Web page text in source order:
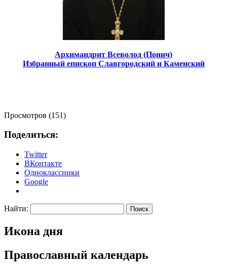
Архимандрит Всеволод (Понич)
Избранный епископ Славгородский и Каменский
Просмотров (151)
Поделиться:
Twitter
ВКонтакте
Одноклассники
Google
Найти:
Икона дня
Православный календарь